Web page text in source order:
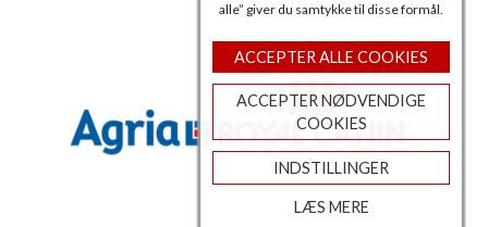
alle” giver du samtykke til disse formål.
ACCEPTER ALLE COOKIES
ACCEPTER NØDVENDIGE
COOKIES
INDSTILLINGER
LÆS MERE